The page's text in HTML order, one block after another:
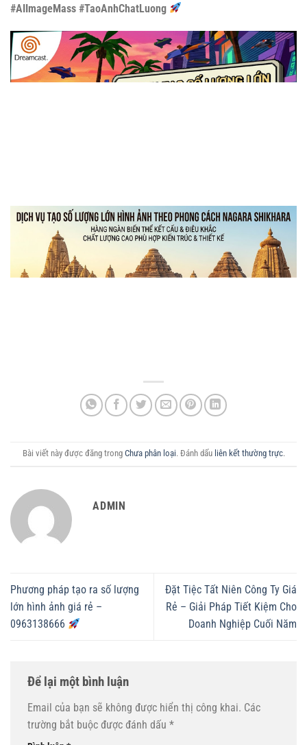
#AIImageMass #TaoAnhChatLuong
Bài viết này được đăng trong Chưa phân loại. Đánh dấu liên kết thường trực.
ADMIN
Phương pháp tạo ra số lượng
lớn hình ảnh giá rẻ –
0963138666
Đặt Tiệc Tất Niên Công Ty Giá
Rẻ – Giải Pháp Tiết Kiệm Cho
Doanh Nghiệp Cuối Năm
Để lại một bình luận
Email của bạn sẽ không được hiển thị công khai. Các
trường bắt buộc được đánh dấu *